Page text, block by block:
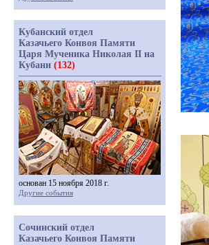
Кубанский отдел
Казачьего Конвоя Памяти
Царя Мученика Николая II на
Кубани (132)
основан 15 ноября 2018 г.
Другие события
Сочинский отдел
Казачьего Конвоя Памяти